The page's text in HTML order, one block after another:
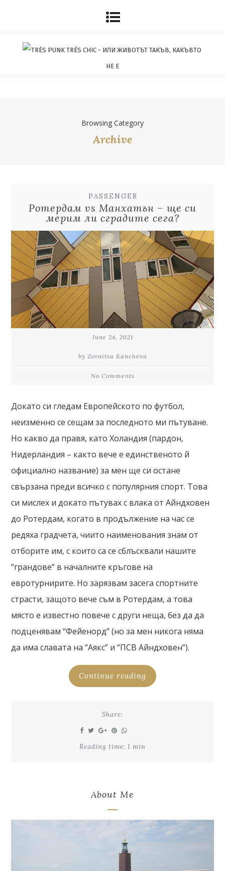
Browsing Category
Archive
PASSENGER
Ротердам vs Манхатън – ще си
мерим ли сградите сега?
June 24, 2021
by Zornitsa Kancheva
No Comments
Докато си гледам Европейското по футбол,
неизменно се сещам за последното ми пътуване.
Но какво да правя, като Холандия (пардон,
Нидерландия – както вече е единственото й
официално название) за мен ще си остане
свързана преди всичко с популярния спорт. Това
си мислех и докато пътувах с влака от Айндховен
до Ротердам, когато в продължение на час се
редяха градчета, чиито наименования знам от
отборите им, с които са се сблъсквали нашите
“грандове” в началните кръгове на
евротурнирите. Но зарязвам засега спортните
страсти, защото вече съм в Ротердам, а това
място е известно повече с други неща, без да да
подценявам “Фейенорд” (но за мен никога няма
да има славата на “Аякс” и “ПСВ Айндховен”).
Continue reading
Share:
Reading time: 1 min
About Me